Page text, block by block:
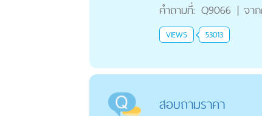
คำถามที่: Q9066 | จา
VIEWS 53013
สอบถามราคา